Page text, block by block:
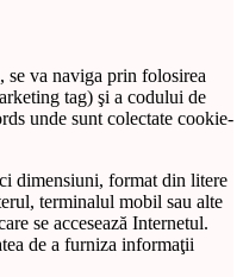
va naviga prin folosirea
tag) şi a codului de
unde sunt colectate cookie-
dimensiuni, format din litere
terminalul mobil sau alte
se accesează Internetul.
de a furniza informaţii